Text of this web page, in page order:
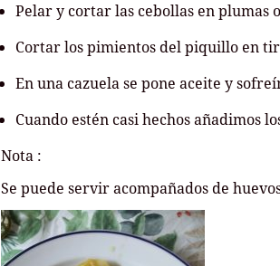
Pelar y cortar las cebollas en plumas
Cortar los pimientos del piquillo en
En una cazuela se pone aceite y
Cuando estén casi hechos añadimos
Nota :
Se puede servir acompañados de